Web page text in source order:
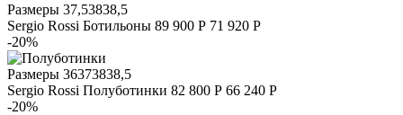
Размеры 37,53838,5
Sergio Rossi Ботильоны 89 900 Р 71 920 Р
-20%
Размеры 36373838,5
Sergio Rossi Полуботинки 82 800 Р 66 240 Р
-20%